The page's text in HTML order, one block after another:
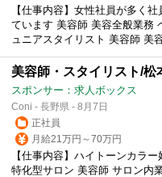
【仕事内容】女性社員が多く
ています 美容師 美容全般業務
ュニアスタイリスト 美容師 美
美容師・スタイリスト/
スポンサー：求人ボックス
Coni - 長野県 - 8月7日
正社員
月給21万円～70万円
【仕事内容】ハイトーンカラ
特化型サロン 美容師 サロン内